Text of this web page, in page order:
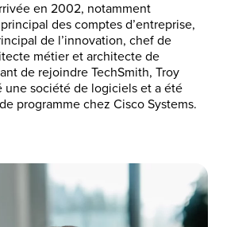
en 2002, notamment
des comptes d’entreprise,
de l’innovation, chef de
métier et architecte de
de rejoindre TechSmith, Troy
une société de logiciels et a été
programme chez Cisco Systems.